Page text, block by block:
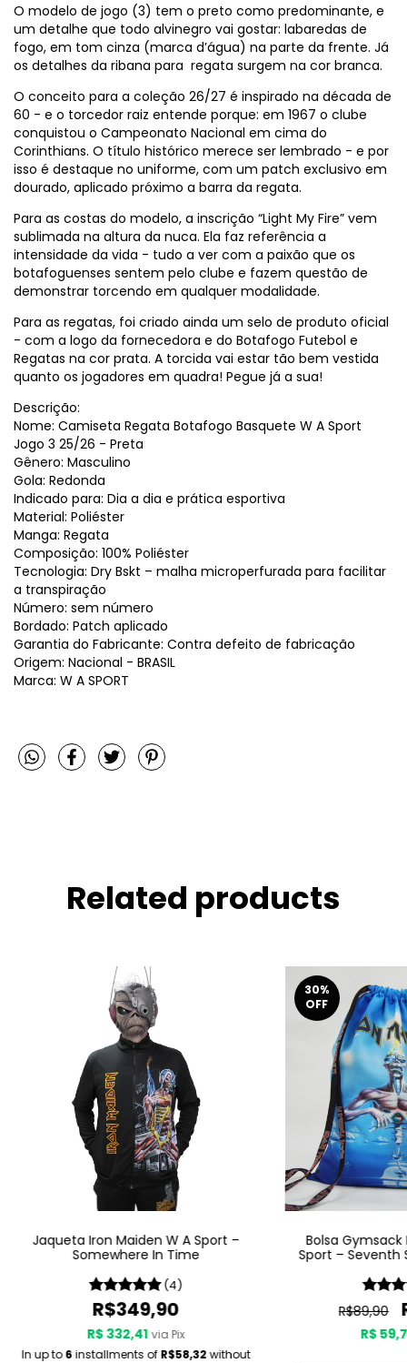
O modelo de jogo (3) tem o preto como predominante, e
um detalhe que todo alvinegro vai gostar: labaredas de
fogo, em tom cinza (marca d’água) na parte da frente. Já
os detalhes da ribana para regata surgem na cor branca.
O conceito para a coleção 26/27 é inspirado na década de
60 - e o torcedor raiz entende porque: em 1967 o clube
conquistou o Campeonato Nacional em cima do
Corinthians. O título histórico merece ser lembrado - e por
isso é destaque no uniforme, com um patch exclusivo em
dourado, aplicado próximo a barra da regata.
Para as costas do modelo, a inscrição “Light My Fire” vem
sublimada na altura da nuca. Ela faz referência a
intensidade da vida - tudo a ver com a paixão que os
botafoguenses sentem pelo clube e fazem questão de
demonstrar torcendo em qualquer modalidade.
Para as regatas, foi criado ainda um selo de produto oficial
- com a logo da fornecedora e do Botafogo Futebol e
Regatas na cor prata. A torcida vai estar tão bem vestida
quanto os jogadores em quadra! Pegue já a sua!
Descrição:
Nome: Camiseta Regata Botafogo Basquete W A Sport
Jogo 3 25/26 - Preta
Gênero: Masculino
Gola: Redonda
Indicado para: Dia a dia e prática esportiva
Material: Poliéster
Manga: Regata
Composição: 100% Poliéster
Tecnologia: Dry Bskt – malha microperfurada para facilitar
a transpiração
Número: sem número
Bordado: Patch aplicado
Garantia do Fabricante: Contra defeito de fabricação
Origem: Nacional - BRASIL
Marca: W A SPORT
Related products
Jaqueta Iron Maiden W A Sport –
Somewhere In Time
(4)
R$349,90
R$ 332,41 via Pix
In up to6 installments ofR$58,32without
30%
OFF
Bolsa Gymsack
Sport – Seventh
R$89,90
R$